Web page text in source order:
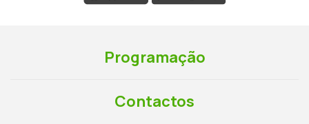
Programação
Contactos